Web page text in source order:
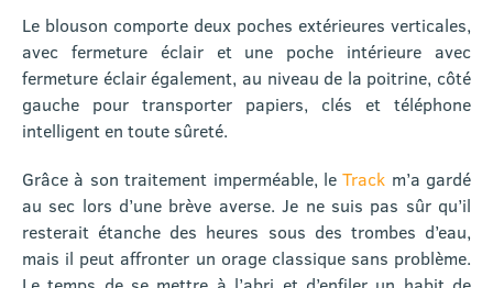
Le blouson comporte deux poches extérieures verticales,
avec fermeture éclair et une poche intérieure avec
fermeture éclair également, au niveau de la poitrine, côté
gauche pour transporter papiers, clés et téléphone
intelligent en toute sûreté.
Grâce à son traitement imperméable, leTrack m’a gardé
au sec lors d’une brève averse. Je ne suis pas sûr qu’il
resterait étanche des heures sous des trombes d’eau,
mais il peut affronter un orage classique sans problème.